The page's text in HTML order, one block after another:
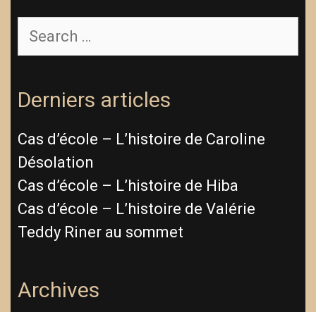
Derniers articles
Cas d’école – L’histoire de Caroline
Désolation
Cas d’école – L’histoire de Hiba
Cas d’école – L’histoire de Valérie
Teddy Riner au sommet
Archives